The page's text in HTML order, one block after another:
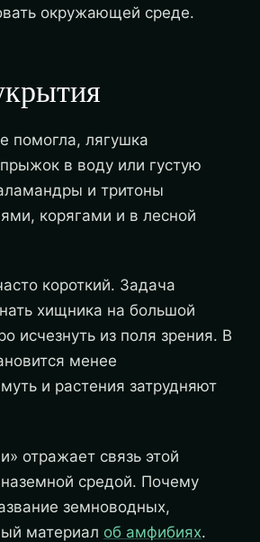
окружающей среде.
помогла, лягушка
в воду или густую
и тритоны
корягами и в лесной
короткий. Задача
хищника на большой
исчезнуть из поля зрения. В
менее
и растения затрудняют
отражает связь этой
средой. Почему
земноводных,
материал об амфибиях.